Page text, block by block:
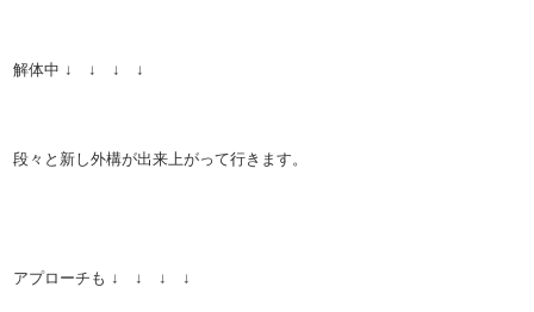
解体中 ↓ ↓ ↓ ↓
段々と新し外構が出来上がって行きます。
アプローチも ↓ ↓ ↓ ↓